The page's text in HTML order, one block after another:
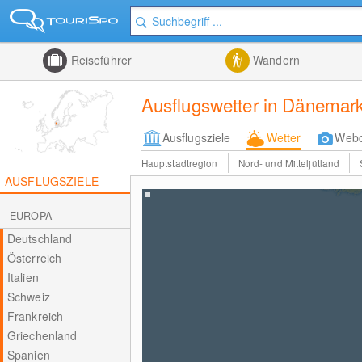
Reiseführer Wandern
Ausflugswetter in
Ausflugsziele Wetter
Hauptstadtregion Nord- und Mitteljütland
AUSFLUGSZIELE
EUROPA
Deutschland
Österreich
Italien
Schweiz
Frankreich
Griechenland
Spanien